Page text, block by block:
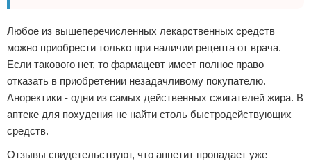
Любое из вышеперечисленных лекарственных средств
можно приобрести только при наличии рецепта от врача.
Если такового нет, то фармацевт имеет полное право
отказать в приобретении незадачливому покупателю.
Аноректики - одни из самых действенных сжигателей жира. В
аптеке для похудения не найти столь быстродействующих
средств.
Отзывы свидетельствуют, что аппетит пропадает уже